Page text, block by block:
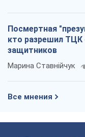
Посмертная
кто разрешил ТЦК
защитников
Марина Ставнійчук
Все мнения